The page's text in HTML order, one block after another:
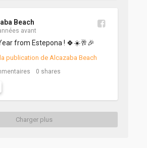
Beach
avant
from Estepona ! 🍀☀️🥂🎉
0 shares
Charger plus